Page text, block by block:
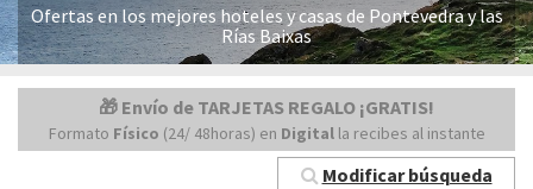
Ofertas en los mejores hoteles y casas de Pontevedra y las
Rías Baixas
🎁 Envío de TARJETAS REGALO ¡GRATIS!
Formato Físico (24/ 48horas) en Digitalla recibes al instante
Modificar búsqueda